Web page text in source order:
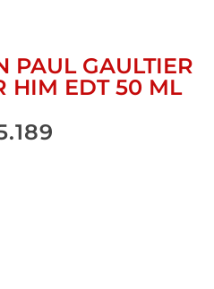
PAUL GAULTIER
HIM EDT 50 ML